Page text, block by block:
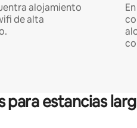
alojamiento
de alta
estancias